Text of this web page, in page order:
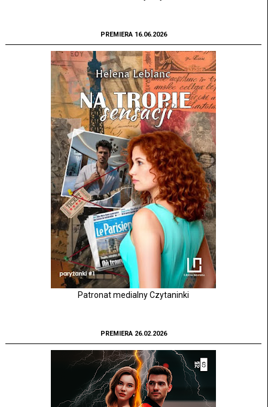
PREMIERA 16.06.2026
Patronat medialny Czytaninki
PREMIERA 26.02.2026